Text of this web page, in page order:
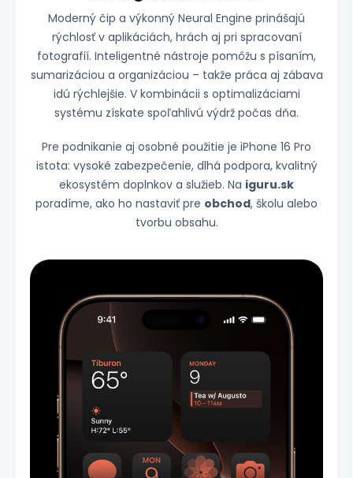
Moderný čip a výkonný Neural Engine prinášajú
rýchlosť v aplikáciách, hrách aj pri spracovaní
fotografií. Inteligentné nástroje pomôžu s písaním,
sumarizáciou a organizáciou – takže práca aj zábava
idú rýchlejšie. V kombinácii s optimalizáciami
systému získate spoľahlivú výdrž počas dňa.
Pre podnikanie aj osobné použitie je iPhone 16 Pro
istota: vysoké zabezpečenie, dlhá podpora, kvalitný
ekosystém doplnkov a služieb. Na iguru.sk
poradíme, ako ho nastaviť pre obchod, školu alebo
tvorbu obsahu.